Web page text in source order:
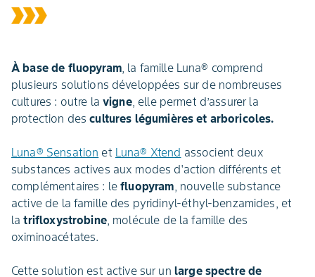
À base de fluopyram, la famille Luna® comprend
plusieurs solutions développées sur de nombreuses
cultures : outre lavigne, elle permet d’assurer la
protection descultures légumières et arboricoles.
Luna® Sensation et Luna® Xtend associent deux
substances actives aux modes d'action différents et
complémentaires : lefluopyram, nouvelle substance
active de la famille des pyridinyl-éthyl-benzamides, et
latrifloxystrobine, molécule de la famille des
oximinoacétates.
Cette solution est active sur un large spectre de